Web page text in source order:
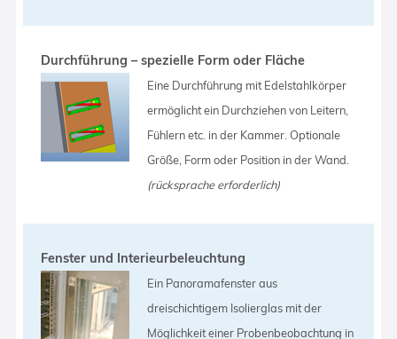
Durchführung – spezielle Form oder Fläche
Eine Durchführung mit Edelstahlkörper
ermöglicht ein Durchziehen von Leitern,
Fühlern etc. in der Kammer. Optionale
Größe, Form oder Position in der Wand.
(rücksprache erforderlich)
Fenster und Interieurbeleuchtung
Ein Panoramafenster aus
dreischichtigem Isolierglas mit der
Möglichkeit einer Probenbeobachtung in